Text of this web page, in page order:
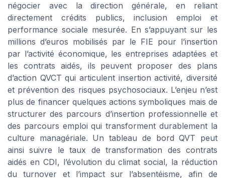
négocier avec la direction générale, en reliant
directement crédits publics, inclusion emploi et
performance sociale mesurée. En s’appuyant sur les
millions d’euros mobilisés par le FIE pour l’insertion
par l’activité économique, les entreprises adaptées et
les contrats aidés, ils peuvent proposer des plans
d’action QVCT qui articulent insertion activité, diversité
et prévention des risques psychosociaux. L’enjeu n’est
plus de financer quelques actions symboliques mais de
structurer des parcours d’insertion professionnelle et
des parcours emploi qui transforment durablement la
culture managériale. Un tableau de bord QVT peut
ainsi suivre le taux de transformation des contrats
aidés en CDI, l’évolution du climat social, la réduction
du turnover et l’impact sur l’absentéisme, afin de